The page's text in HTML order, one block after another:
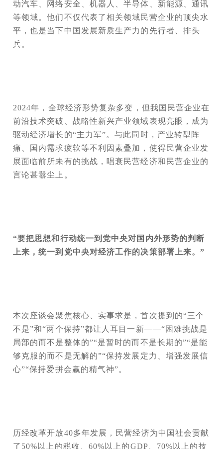
动汽车、网络安全、机器人、半导体、新能源、通讯
等领域。他们不仅代表了相关领域民营企业的顶尖水
平，也是当下中国发展新质生产力的先行者、排头
兵。
2024年，全球经济形势复杂多变，但我国民营企业在
前沿技术突破、战略性新兴产业领域表现亮眼，成为
驱动经济增长的“主力军”。与此同时，产业转型阵
痛、国内需求疲软等不利因素叠加，使得民营企业发
展面临前所未有的挑战，唱衰民营经济和民营企业的
言论甚嚣尘上。
“要把思想和行动统一到党中央对国内外形势的判断
上来，统一到党中央对经济工作的决策部署上来。”
本次座谈会聚焦核心、实事求是，首次提到的“三个
不是”和“两个保持”都让人耳目一新——“困难挑战是
局部的而不是整体的”“是暂时的而不是长期的”“是能
够克服的而不是无解的”“保持发展定力、增强发展信
心”“保持爱拼会赢的精气神”。
历经改革开放40多年发展，民营经济为中国社会贡献
了50%以上的税收、60%以上的GDP、70%以上的技